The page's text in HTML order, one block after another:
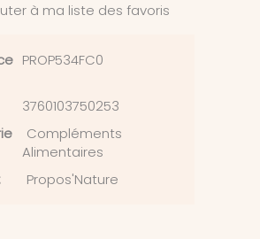
à ma liste des favoris
PROP534FC0
3760103750253
Compléments
Alimentaires
Propos'Nature